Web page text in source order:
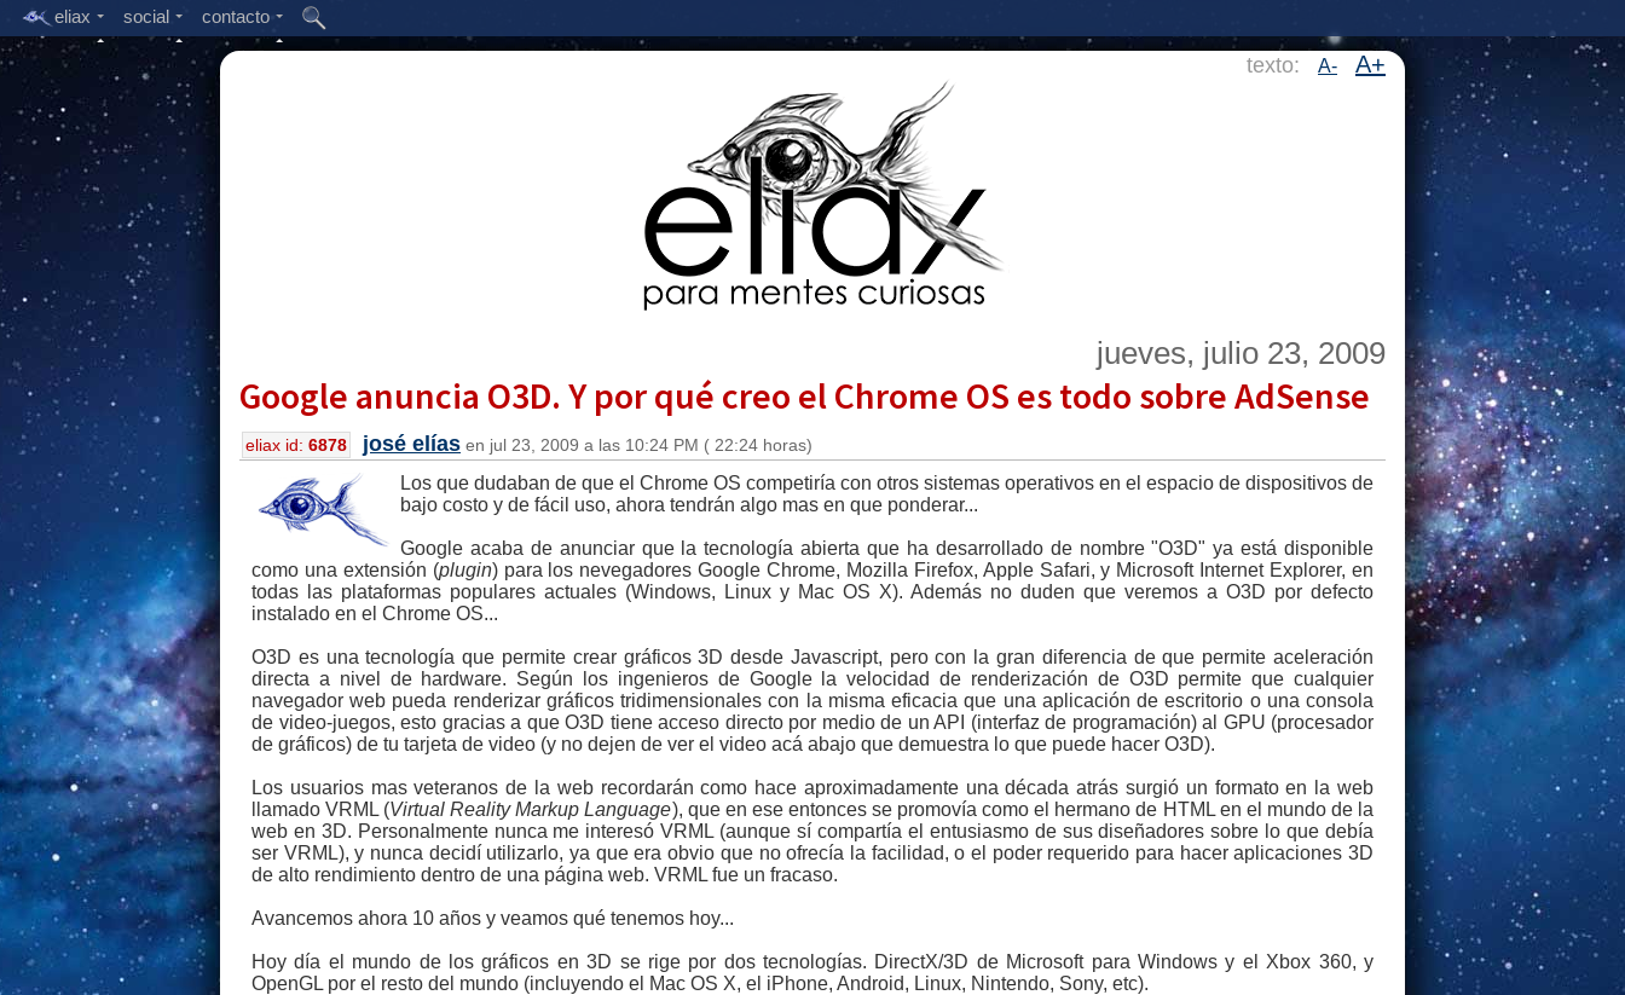
eliax social contacto
texto: A- A+
jueves, julio 23, 2009
Google anuncia O3D. Y por qué creo el Chrome OS es todo sobre AdSense
eliax id: 6878 josé elías en jul 23, 2009 a las 10:24 PM ( 22:24 horas)
Los que dudaban de que el Chrome OS competiría con otros sistemas operativos en el espacio de dispositivos de
bajo costo y de fácil uso, ahora tendrán algo mas en que ponderar...
Google acaba de anunciar que la tecnología abierta que ha desarrollado de nombre "O3D" ya está disponible
como una extensión (plugin) para los nevegadores Google Chrome, Mozilla Firefox, Apple Safari, y Microsoft Internet Explorer, en
todas las plataformas populares actuales (Windows, Linux y Mac OS X). Además no duden que veremos a O3D por defecto
instalado en el Chrome OS...
O3D es una tecnología que permite crear gráficos 3D desde Javascript, pero con la gran diferencia de que permite aceleración
directa a nivel de hardware. Según los ingenieros de Google la velocidad de renderización de O3D permite que cualquier
navegador web pueda renderizar gráficos tridimensionales con la misma eficacia que una aplicación de escritorio o una consola
de video-juegos, esto gracias a que O3D tiene acceso directo por medio de un API (interfaz de programación) al GPU (procesador
de gráficos) de tu tarjeta de video (y no dejen de ver el video acá abajo que demuestra lo que puede hacer O3D).
Los usuarios mas veteranos de la web recordarán como hace aproximadamente una década atrás surgió un formato en la web
llamado VRML (Virtual Reality Markup Language), que en ese entonces se promovía como el hermano de HTML en el mundo de la
web en 3D. Personalmente nunca me interesó VRML (aunque sí compartía el entusiasmo de sus diseñadores sobre lo que debía
ser VRML), y nunca decidí utilizarlo, ya que era obvio que no ofrecía la facilidad, o el poder requerido para hacer aplicaciones 3D
de alto rendimiento dentro de una página web. VRML fue un fracaso.
Avancemos ahora 10 años y veamos qué tenemos hoy...
Hoy día el mundo de los gráficos en 3D se rige por dos tecnologías. DirectX/3D de Microsoft para Windows y el Xbox 360, y
OpenGL por el resto del mundo (incluyendo el Mac OS X, el iPhone, Android, Linux, Nintendo, Sony, etc).